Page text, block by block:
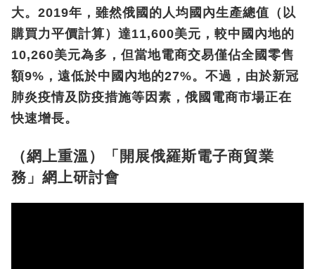
大。2019年，雖然俄國的人均國內生產總值（以
購買力平價計算）達11,600美元，較中國內地的
10,260美元為多，但當地電商交易僅佔全國零售
額9%，遠低於中國內地的27%。不過，由於新冠
肺炎疫情及防疫措施等因素，俄國電商市場正在
快速增長。
（網上重溫）
「開展俄羅斯電子商貿業
務」網上研討會